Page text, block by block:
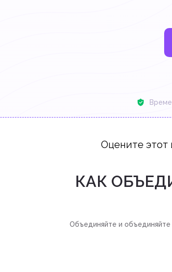
Оцените этот
КАК
Объединяйте и объединяйте